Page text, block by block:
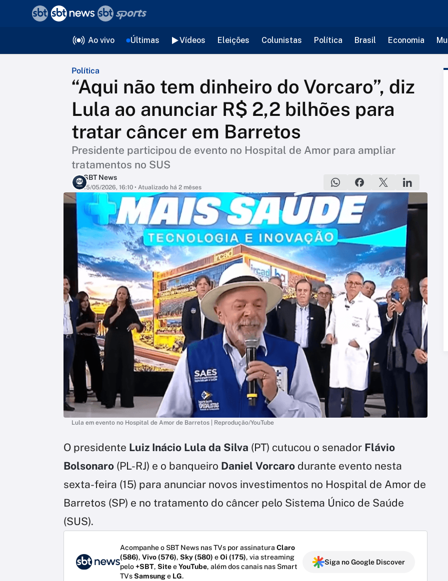
Ao vivo Últimas Vídeos Eleições Colunistas Política Brasil Economia
Política
“Aqui não tem dinheiro do Vorcaro”, diz
Lula ao anunciar R$ 2,2 bilhões para
tratar câncer em Barretos
Presidente participou de evento no Hospital de Amor para ampliar
tratamentos no SUS
SBT News
15/05/2026, 16:10 • Atualizado há 2 mêses
Lula em evento no Hospital de Amor de Barretos | Reprodução/YouTube
O presidente Luiz Inácio Lula da Silva (PT) cutucou o senador Flávio
Bolsonaro (PL-RJ) e o banqueiro Daniel Vorcaro durante evento nesta
sexta-feira (15) para anunciar novos investimentos no Hospital de Amor de
Barretos (SP) e no tratamento do câncer pelo Sistema Único de Saúde
(SUS).
Acompanhe o SBT News nas TVs por assinatura Claro
(586), Vivo (576), Sky (580) eOi (175), via streaming
pelo+SBT, SiteeYouTube, além dos canais nas Smart
TVsSamsunge LG.
Siga no Google Discover
voltar
Editorias